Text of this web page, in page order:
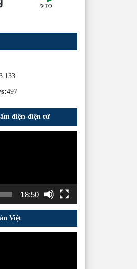
497
điện-điện tử
18:50
Việt